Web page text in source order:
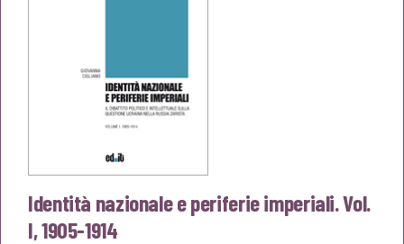
Identità nazionale e periferie imperiali. Vol.
I, 1905-1914